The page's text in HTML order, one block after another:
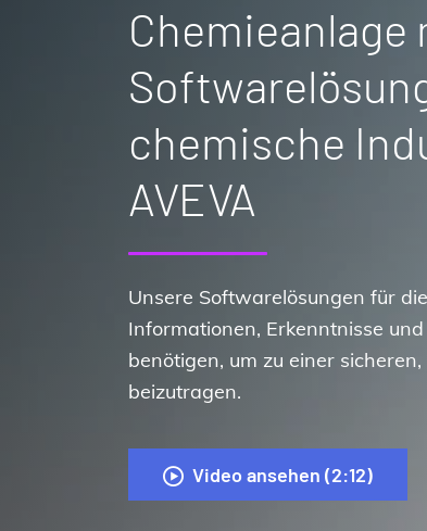
Chemieanlage
chemische
AVEVA
Unsere Softwarelösungen für
Informationen, Erkenntnisse
benötigen, um zu einer
beizutragen.
Video ansehen (2:12)